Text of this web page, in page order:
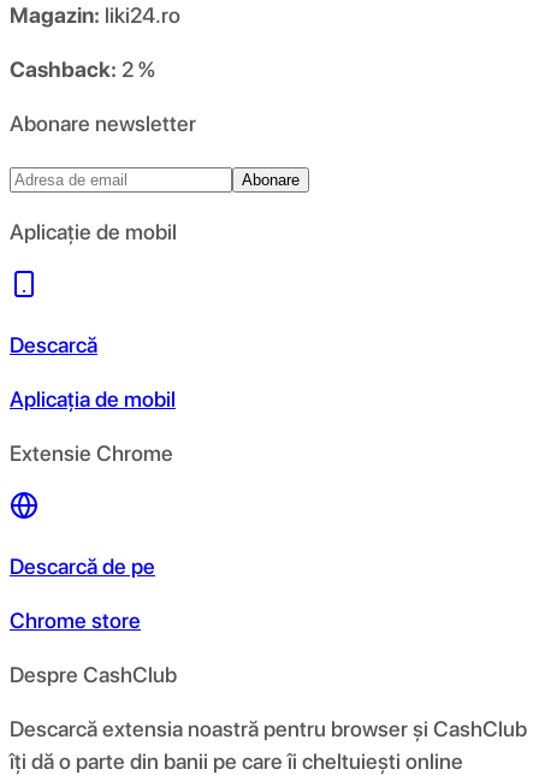
Magazin: liki24.ro
Cashback: 2 %
Abonare newsletter
Abonare
Aplicație de mobil
Descarcă
Aplicația de mobil
Extensie Chrome
Descarcă de pe
Chrome store
Despre CashClub
Descarcă extensia noastră pentru browser și CashClub
îți dă o parte din banii pe care îi cheltuiești online